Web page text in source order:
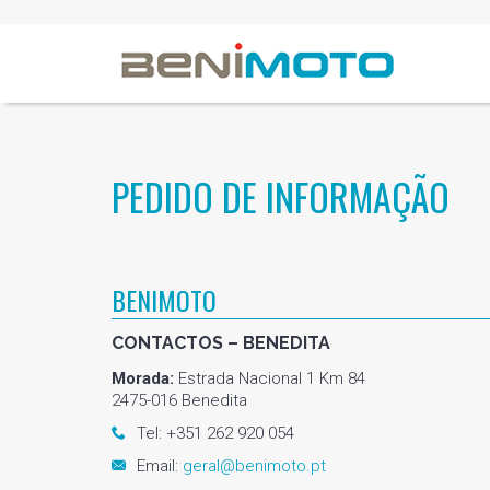
PEDIDO DE INFORMAÇÃO
BENIMOTO
CONTACTOS – BENEDITA
Morada: Estrada Nacional 1 Km 84
2475-016 Benedita
Tel: +351 262 920 054
Email: geral@benimoto.pt